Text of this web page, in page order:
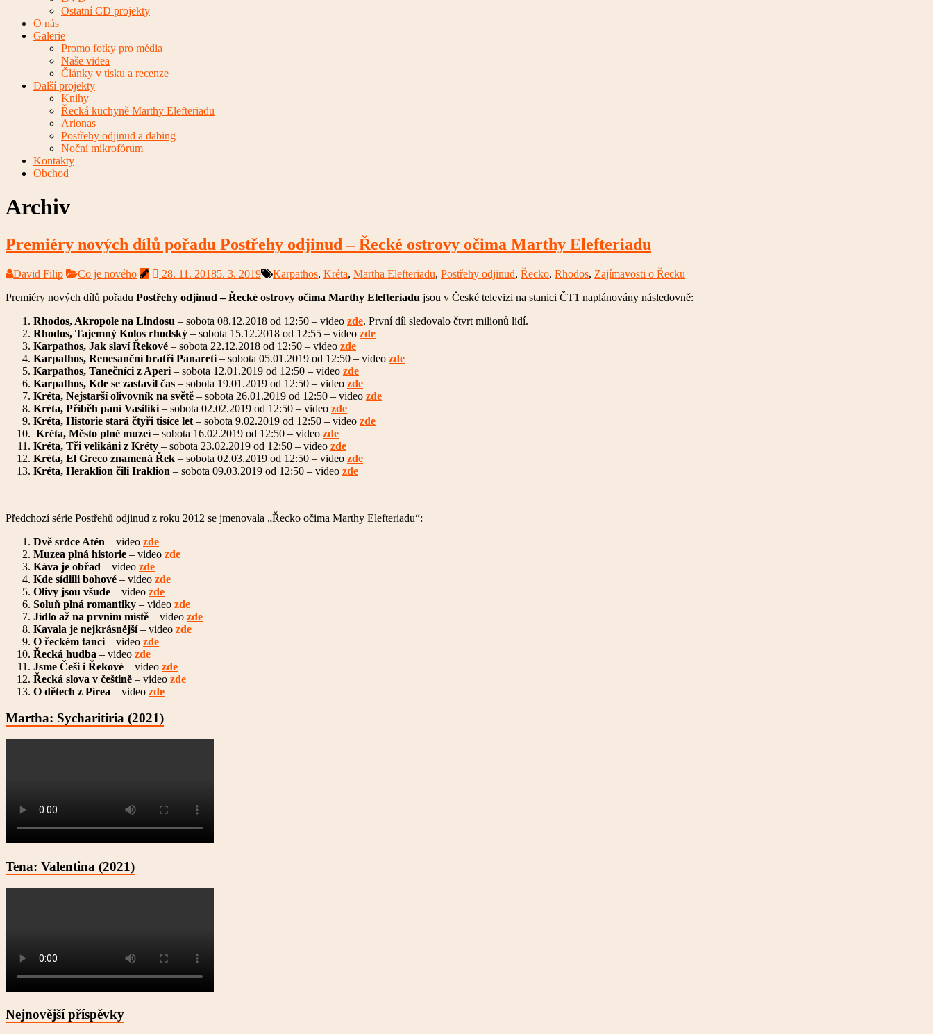
Ostatní CD projekty
O nás
Galerie
Promo fotky pro média
Naše videa
Články v tisku a recenze
Další projekty
Knihy
Řecká kuchyně Marthy Elefteriadu
Arionas
Postřehy odjinud a dabing
Noční mikrofórum
Kontakty
Obchod
Archiv
Premiéry nových dílů pořadu Postřehy odjinud – Řecké ostrovy očima Marthy Elefteriadu
David Filip Co je nového 28. 11. 20185. 3. 2019 Karpathos, Kréta, Martha Elefteriadu, Postřehy odjinud, Řecko, Rhodos, Zajímavosti o Řecku
Premiéry nových dílů pořadu Postřehy odjinud – Řecké ostrovy očima Marthy Elefteriadu jsou v České televizi na stanici ČT1 naplánovány následovně:
Rhodos, Akropole na Lindosu – sobota 08.12.2018 od 12:50 – video zde. První díl sledovalo čtvrt milionů lidí.
Rhodos, Tajemný Kolos rhodský – sobota 15.12.2018 od 12:55 – video zde
Karpathos, Jak slaví Řekové – sobota 22.12.2018 od 12:50 – video zde
Karpathos, Renesanční bratři Panareti – sobota 05.01.2019 od 12:50 – video zde
Karpathos, Tanečníci z Aperi – sobota 12.01.2019 od 12:50 – video zde
Karpathos, Kde se zastavil čas – sobota 19.01.2019 od 12:50 – video zde
Kréta, Nejstarší olivovník na světě – sobota 26.01.2019 od 12:50 – video zde
Kréta, Příběh paní Vasiliki – sobota 02.02.2019 od 12:50 – video zde
Kréta, Historie stará čtyři tisíce let – sobota 9.02.2019 od 12:50 – video zde
Kréta, Město plné muzeí– sobota 16.02.2019 od 12:50 – video zde
Kréta, Tři velikáni z Kréty – sobota 23.02.2019 od 12:50 – video zde
Kréta, El Greco znamená Řek – sobota 02.03.2019 od 12:50 – video zde
Kréta, Heraklion čili Iraklion – sobota 09.03.2019 od 12:50 – video zde
Předchozí série Postřehů odjinud z roku 2012 se jmenovala „Řecko očima Marthy Elefteriadu“:
Dvě srdce Atén – video zde
Muzea plná historie – video zde
Káva je obřad – video zde
Kde sídlili bohové – video zde
Olivy jsou všude – video zde
Soluň plná romantiky – video zde
Jídlo až na prvním místě – video zde
Kavala je nejkrásnější– video zde
O řeckém tanci – video zde
Řecká hudba – video zde
Jsme Češi i Řekové – video zde
Řecká slova v češtině – video zde
O dětech z Pirea – video zde
Martha: Sycharitiria (2021)
Tena: Valentina (2021)
Nejnovější příspěvky